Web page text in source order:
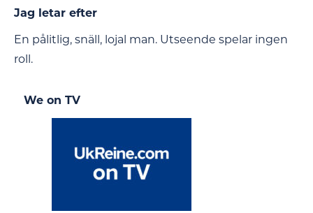
Jag letar efter
En pålitlig, snäll, lojal man. Utseende spelar ingen
roll.
We on TV